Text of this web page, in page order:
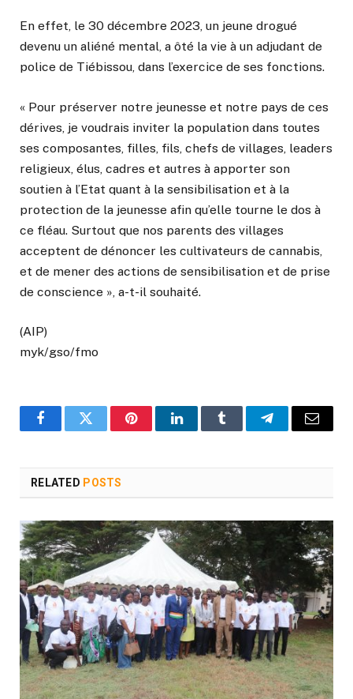
En effet, le 30 décembre 2023, un jeune drogué
devenu un aliéné mental, a ôté la vie à un adjudant de
police de Tiébissou, dans l’exercice de ses fonctions.
« Pour préserver notre jeunesse et notre pays de ces
dérives, je voudrais inviter la population dans toutes
ses composantes, filles, fils, chefs de villages, leaders
religieux, élus, cadres et autres à apporter son
soutien à l’Etat quant à la sensibilisation et à la
protection de la jeunesse afin qu’elle tourne le dos à
ce fléau. Surtout que nos parents des villages
acceptent de dénoncer les cultivateurs de cannabis,
et de mener des actions de sensibilisation et de prise
de conscience », a-t-il souhaité.
(AIP)
myk/gso/fmo
FacebookTwitter PinterestLinkedInTumblr TelegramEmail
RELATED POSTS